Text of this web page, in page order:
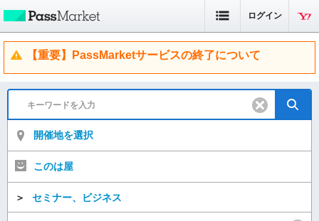
ログイン
【重要】PassMarketサービスの終了について
開催地を選択
このは屋
＞ セミナー、ビジネス